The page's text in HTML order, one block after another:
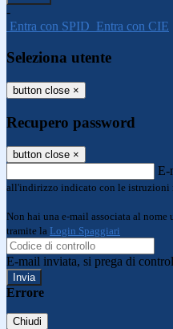
-
Entra con SPID Entra con CIE
Seleziona utente
button close ×
Recupero password
button close ×
E-
all'indirizzo indicato con le istruzioni
Non hai una e-mail associata al nome
tramite la Login Spaggiari
E-mail inviata, si prega di
Errore
Chiudi